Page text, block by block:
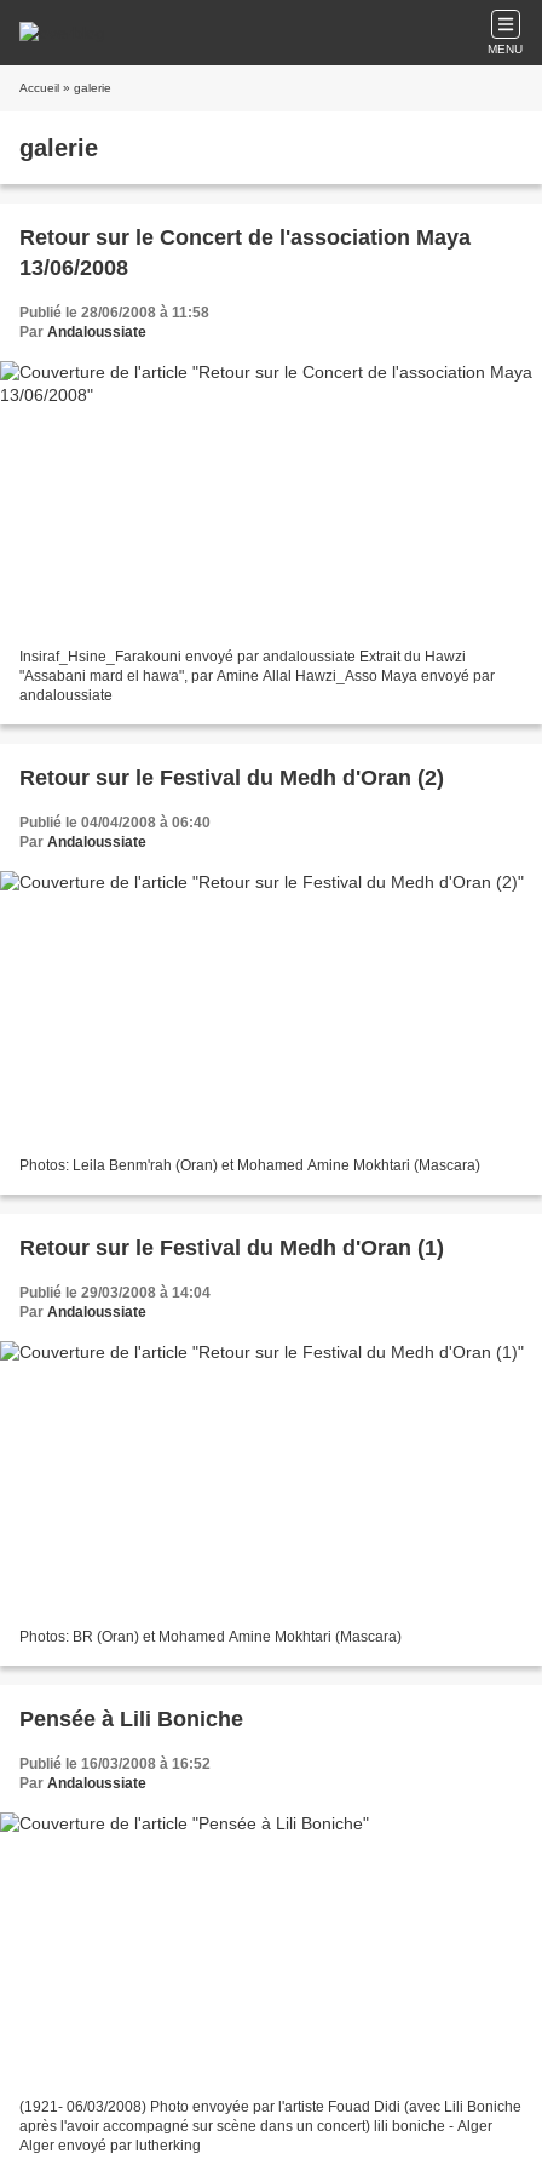
MENU
Accueil » galerie
galerie
Retour sur le Concert de l'association Maya
13/06/2008
Publié le 28/06/2008 à 11:58
Par Andaloussiate
Insiraf_Hsine_Farakouni envoyé par andaloussiate Extrait du Hawzi
"Assabani mard el hawa", par Amine Allal Hawzi_Asso Maya envoyé par
andaloussiate
Retour sur le Festival du Medh d'Oran (2)
Publié le 04/04/2008 à 06:40
Par Andaloussiate
Photos: Leila Benm'rah (Oran) et Mohamed Amine Mokhtari (Mascara)
Retour sur le Festival du Medh d'Oran (1)
Publié le 29/03/2008 à 14:04
Par Andaloussiate
Photos: BR (Oran) et Mohamed Amine Mokhtari (Mascara)
Pensée à Lili Boniche
Publié le 16/03/2008 à 16:52
Par Andaloussiate
(1921- 06/03/2008) Photo envoyée par l'artiste Fouad Didi (avec Lili Boniche
après l'avoir accompagné sur scène dans un concert) lili boniche - Alger
Alger envoyé par lutherking